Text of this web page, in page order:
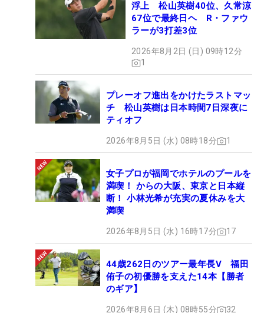
浮上 松山英樹40位、久常涼
67位で最終日ヘ R・ファウ
ラーが3打差3位
2026年8月2日 (日) 09時12分
1
プレーオフ進出をかけたラストマッ
チ 松山英樹は日本時間7日深夜に
ティオフ
2026年8月5日 (水) 08時18分 1
女子プロが福岡でホテルのプールを
満喫！ からの大阪、東京と日本縦
断！ 小林光希が充実の夏休みを大
満喫
2026年8月5日 (水) 16時17分 17
44歳262日のツアー最年長V 福田
侑子の初優勝を支えた14本【勝者
のギア】
2026年8月6日 (木) 08時55分 32